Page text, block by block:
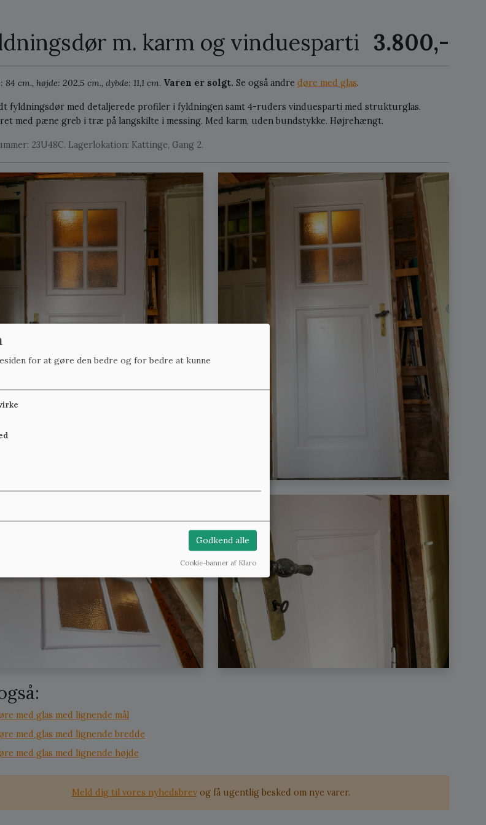
m. karm og vinduesparti 3.800,-
84 cm., højde: 202,5 cm., dybde: 11,1 cm. Varen er solgt. Se også andre døre med glas.
fyldningsdør med detaljerede profiler i fyldningen samt 4-ruders vinduesparti med strukturglas.
med pæne greb i træ på langskilte i messing. Med karm, uden bundstykke. Højrehængt.
23U48C. Lagerlokation: Kattinge, Gang 2.
med glas med lignende mål
med glas med lignende bredde
med glas med lignende højde
Meld dig til vores nyhedsbrevog få ugentlig besked om nye varer.
for at gøre den bedre og for bedre at kunne
Godkend alle
Cookie-banner af Klaro